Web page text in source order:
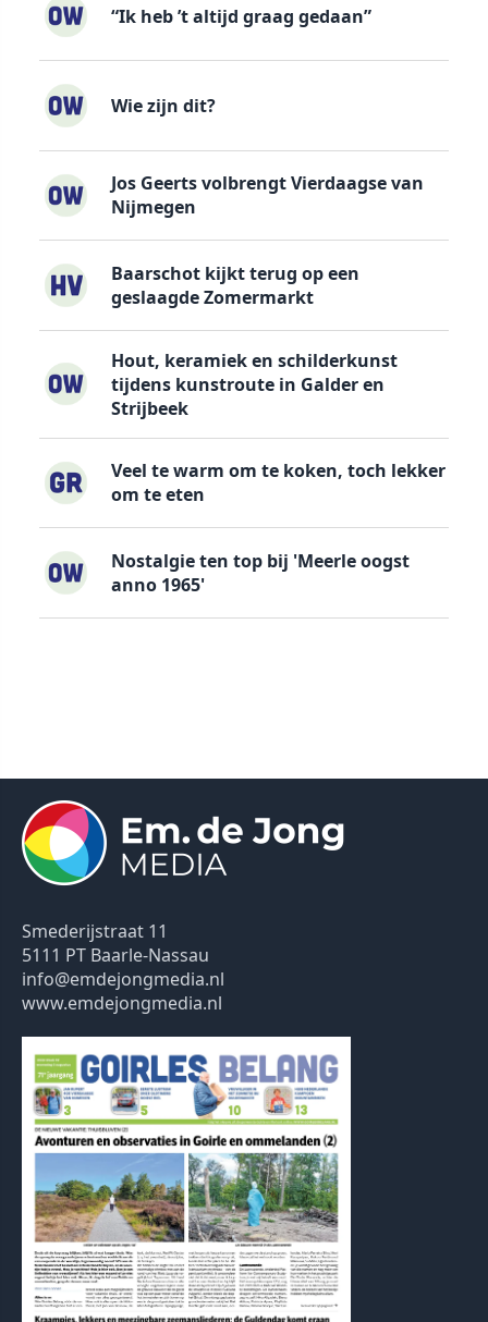
“Ik heb ’t altijd graag gedaan”
Wie zijn dit?
Jos Geerts volbrengt Vierdaagse van
Nijmegen
Baarschot kijkt terug op een
geslaagde Zomermarkt
Hout, keramiek en schilderkunst
tijdens kunstroute in Galder en
Strijbeek
Veel te warm om te koken, toch lekker
om te eten
Nostalgie ten top bij 'Meerle oogst
anno 1965'
Smederijstraat 11
5111 PT Baarle-Nassau
info@emdejongmedia.nl
www.emdejongmedia.nl